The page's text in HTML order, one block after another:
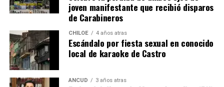
Voces al unísono se escuchan y se repiten en redes
sociales, el pedido de donar ese excedente al Dante Jara
resuena desde todo Chiloé, cuna del apoyo recibido por
parte de Camila Gómez, hasta nuestro lejano norte. Es
que, a diferencia del conocido dicho, en este caso, todos
los caminos conducen a… La Moneda y, mientras se
espera ese gesto por parte de la madre del pequeño
joven manifestante que recibió disparos
de Carabineros
CHILOE 4 años atras
Escándalo por fiesta sexual en conocido
local de karaoke de Castro
ANCUD 3 años atras